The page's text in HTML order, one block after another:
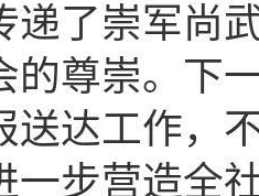
递了崇军尚
的尊崇。下
送达工作，
一步营造全